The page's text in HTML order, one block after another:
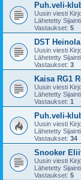
Puh.veli-
Uusin viesti
Lähetetty
Vastaukset: 5
DST
Uusin viesti
Lähetetty
Vastaukset: 3
Kaisa RG1
Uusin viesti
Lähetetty
Vastaukset: 1
Puh.veli-
Uusin viesti
Lähetetty
Vastaukset: 34
Snooker
Uusin viesti
Lähetetty
Vastaukset: 5